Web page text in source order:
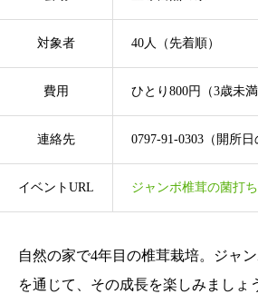
対象者 40人（先着順）
費用 ひとり800円（3歳未満
連絡先 0797-91-0303（開所日
イベントURL ジャンボ椎茸の菌打
自然の家で4年目の椎茸栽培。ジャ
を通じて、その成長を楽しみましょ